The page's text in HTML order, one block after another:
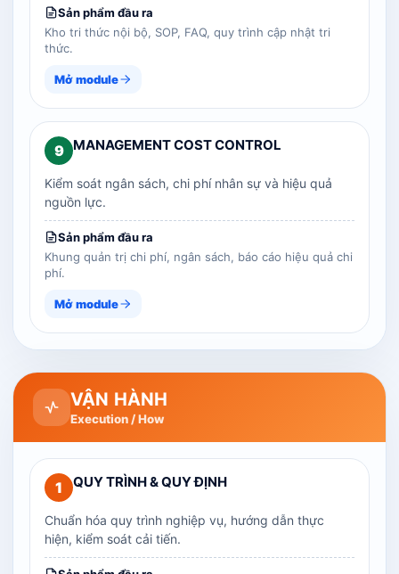
Sản phẩm đầu ra
Kho tri thức nội bộ, SOP, FAQ, quy trình cập nhật tri
thức.
Mở module
9 MANAGEMENT COST CONTROL
Kiểm soát ngân sách, chi phí nhân sự và hiệu quả
nguồn lực.
Sản phẩm đầu ra
Khung quản trị chi phí, ngân sách, báo cáo hiệu quả chi
phí.
Mở module
VẬN HÀNH
Execution / How
1 QUY TRÌNH & QUY ĐỊNH
Chuẩn hóa quy trình nghiệp vụ, hướng dẫn thực
hiện, kiểm soát cải tiến.